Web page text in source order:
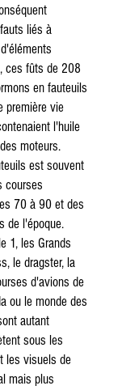
liés à
ces fûts de 208
en fauteuils
première vie
l'huile
moteurs.
est souvent
courses
70 à 90 et des
de l'époque.
1, les Grands
le dragster, la
d'avions de
ou le monde des
autant
sous les
les visuels de
mais plus